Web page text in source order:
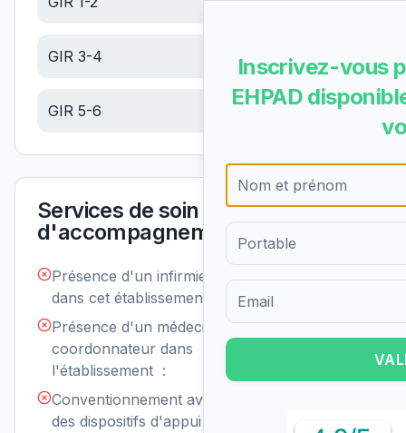
GIR 3-4 15.51
GIR 5-6 €/jour
Services de soin et
d'accompagnement
Présence d'un infirmier de nuit
dans cet établissement :
Présence d'un médecin
coordonnateur dans
l'établissement :
Non
disponible
Conventionnement avec un ou
des dispositifs d'appui à la
Inscrivez-vous
EHPAD
Formulaire d'inscription pour